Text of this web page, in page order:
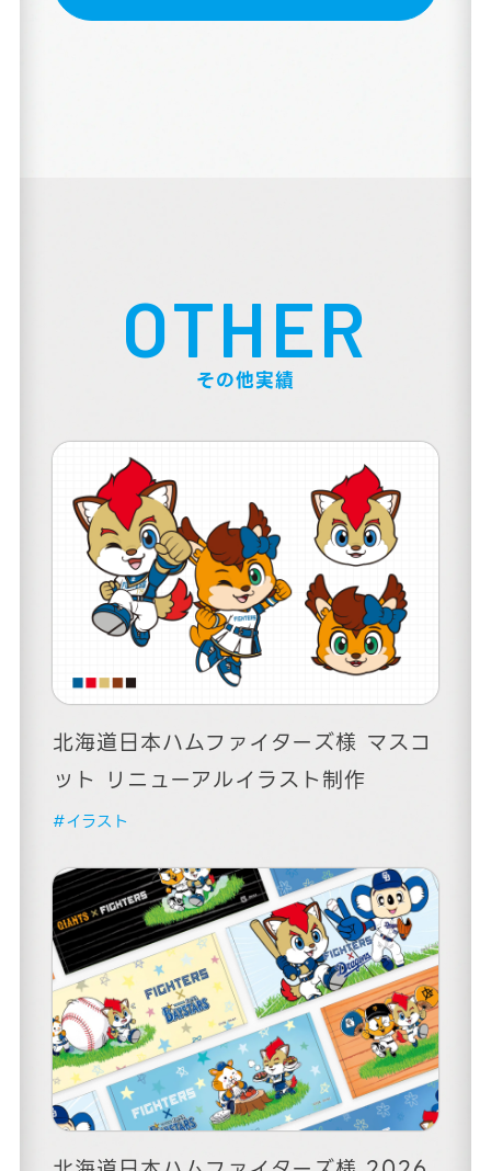
OTHER
その他実績
北海道日本ハムファイターズ様 マスコ
ット リニューアルイラスト制作
#イラスト